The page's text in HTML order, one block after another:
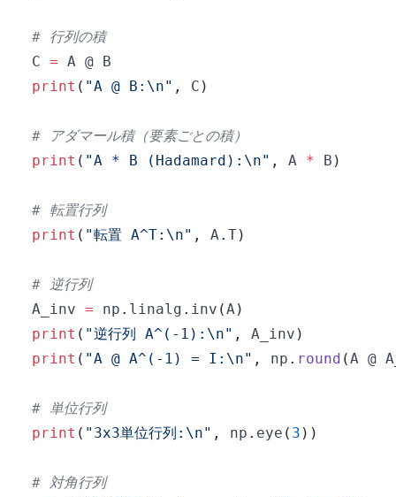
# 行列の積
C =
print ( "A @ B:\n" , C )
# アダマール積（要素ごとの積）
print ( "A * B (Hadamard):\n" , A * B )
# 転置行列
print ( "転置 A^T:\n" , A . T)
# 逆行列
A_inv = np . linalg . inv (A )
print ( "逆行列 A^(-1):\n" , A_inv )
print ( "A @ A^(-1) = I:\n" , np . round (A @
# 単位行列
print ( "3x3単位行列:\n" , np . eye ( 3 ) )
# 対角行列